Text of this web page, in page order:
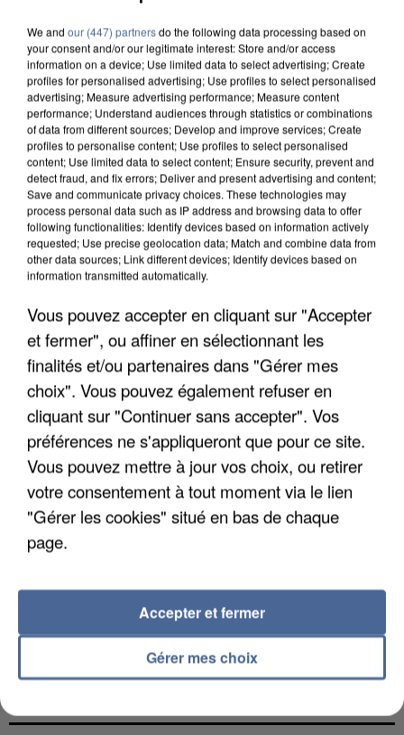
APRÈS TOUTES CES CANICULES, LES REFUGES
DE FAUNE SAUVAGE SONT...
L’UN DES FONDATEURS SUPPOSÉS DE LA DZ
MAFIA INTERPELLÉ EN ALGÉRIE
We and our (447) partnersdo the following data processing based on
your consent and/or our legitimate interest: Store and/or access
information on a device; Use limited data to select advertising; Create
profiles for personalised advertising; Use profiles to select personalised
advertising; Measure advertising performance; Measure content
performance; Understand audiences through statistics or combinations
of data from different sources; Develop and improve services; Create
profiles to personalise content; Use profiles to select personalised
content; Use limited data to select content; Ensure security, prevent and
detect fraud, and fix errors; Deliver and present advertising and content;
Save and communicate privacy choices. These technologies may
process personal data such as IP address and browsing data to offer
following functionalities: Identify devices based on information actively
requested; Use precise geolocation data; Match and combine data from
other data sources; Link different devices; Identify devices based on
information transmitted automatically.
Vous pouvez accepter en cliquant sur "Accepter
et fermer", ou affiner en sélectionnant les
finalités et/ou partenaires dans "Gérer mes
choix". Vous pouvez également refuser en
cliquant sur "Continuer sans accepter". Vos
préférences ne s'appliqueront que pour ce site.
Vous pouvez mettre à jour vos choix, ou retirer
votre consentement à tout moment via le lien
"Gérer les cookies" situé en bas de chaque
page.
Gérer mes choix
Accepter et fermer